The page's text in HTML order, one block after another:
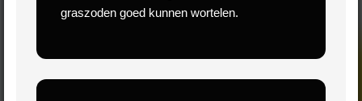
graszoden goed kunnen wortelen.